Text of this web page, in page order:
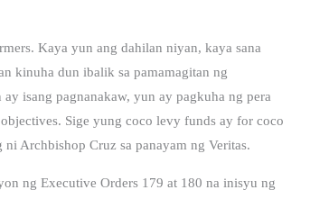
Kaya yun ang dahilan niyan, kaya sana
kinuha dun ibalik sa pamamagitan ng
isang pagnanakaw, yun ay pagkuha ng pera
Sige yung coco levy funds ay for coco
Archbishop Cruz sa panayam ng Veritas.
ng Executive Orders 179 at 180 na inisyu ng